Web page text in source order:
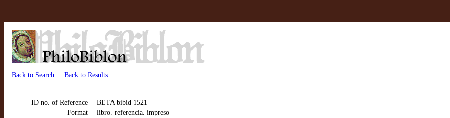
Back to Search Back to Results
ID no. of Reference
BETA bibid 1521
Format
libro. referencia. impreso